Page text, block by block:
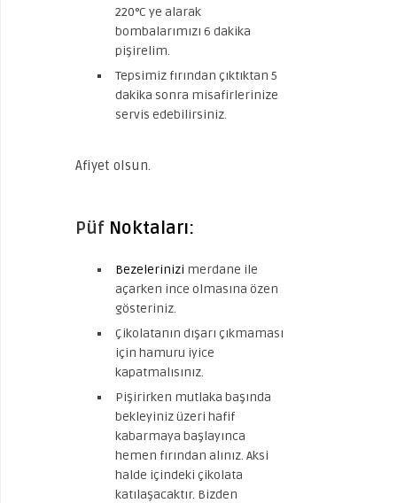
220°C ye alarak
bombalarımızı 6 dakika
pişirelim.
Tepsimiz fırından çıktıktan 5
dakika sonra misafirlerinize
servis edebilirsiniz.
Afiyet olsun.
Püf Noktaları:
Bezelerinizi merdane ile
açarken ince olmasına özen
gösteriniz.
Çikolatanın dışarı çıkmaması
için hamuru iyice
kapatmalısınız.
Pişirirken mutlaka başında
bekleyiniz üzeri hafif
kabarmaya başlayınca
hemen fırından alınız. Aksi
halde içindeki çikolata
katılaşacaktır. Bizden